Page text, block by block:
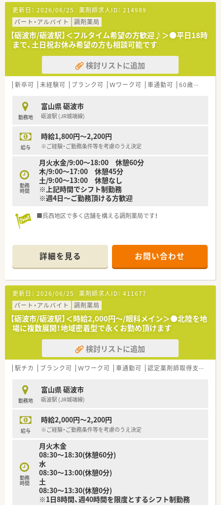
更新日： 2026/06/25 薬剤師求人ID： 214989
パート・アルバイト
調剤薬局
【砺波市/砺波駅】＜フルタイム希望の方歓迎♪＞●平日18時
まで、土日祝お休み希望の方も相談可能です
検討リストに追加
新卒可 未経験可 ブランク可 Ｗワーク可 車通勤可 60歳以上可
勤務地
富山県 砺波市
砺波駅 (JR城端線)
給与
時給1,800円～2,200円
※ご経験・ご勤務条件等を考慮のうえ決定
勤務
時間
月火水金/9:00～18:00 休憩60分
木/9:00～17:00 休憩45分
土/9:00～13:00 休憩なし
※上記時間でシフト制勤務
※週4日～ご勤務頂ける方歓迎
■呉西地区で多く店舗を構える調剤薬局です！
詳細を見る お問い合わせ
更新日： 2026/06/25 薬剤師求人ID： 411677
パート・アルバイト
調剤薬局
【砺波市/砺波駅】＜時給2,000円～/眼科メイン＞●北陸を地
場に複数展開！地域密着型で永くお勤め頂けます
検討リストに追加
駅チカ ブランク可 Ｗワーク可 車通勤可 認定薬剤師取得支援あり
勤務地
富山県 砺波市
砺波駅 (JR城端線)
給与
時給2,000円～2,200円
※ご経験・ご勤務条件等を考慮のうえ決定
勤務
時間
月火木金
08:30～18:30(休憩60分)
水
08:30～13:00(休憩0分)
土
08:30～13:30(休憩0分)
※1日8時間、週40時間を限度とするシフト制勤務